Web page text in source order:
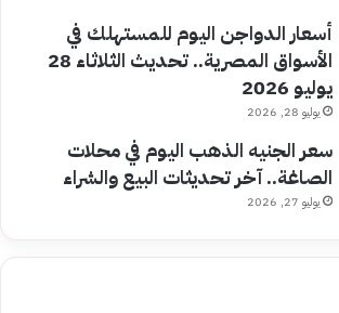
أسعار الدواجن اليوم للمستهلك في
الأسواق المصرية.. تحديث الثلاثاء 28
يوليو 2026
يوليو 28, 2026
سعر الجنيه الذهب اليوم في محلات
الصاغة.. آخر تحديثات البيع والشراء
يوليو 27, 2026